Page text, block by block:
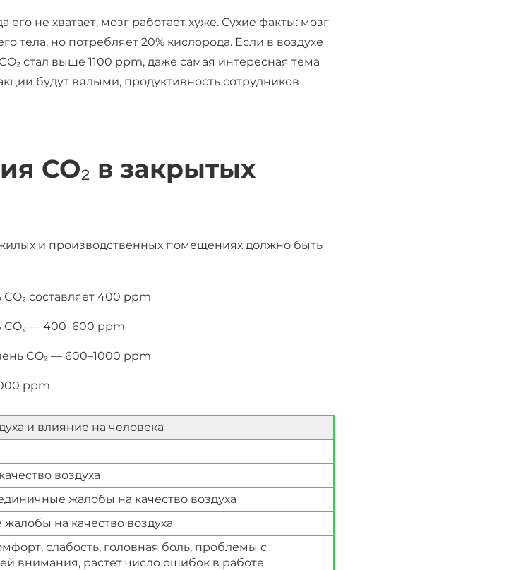
не хватает, мозг работает хуже. Сухие факты: мозг
тела, но потребляет 20% кислорода. Если в воздухе
стал выше 1100 ppm, даже самая интересная тема
будут вялыми, продуктивность сотрудников
CO₂ в закрытых
и производственных помещениях должно быть
составляет 400 ppm
CO₂ — 400–600 ppm
CO₂ — 600–1000 ppm
ppm
и влияние на человека
воздуха
жалобы на качество воздуха
жалобы на качество воздуха
слабость, головная боль, проблемы с
внимания, растёт число ошибок в работе